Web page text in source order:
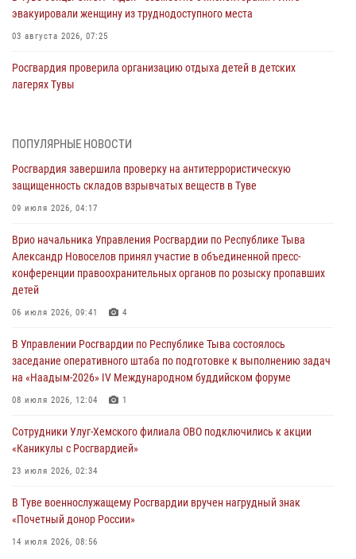
эвакуировали женщину из труднодоступного места
03 августа 2026, 07:25
Росгвардия проверила организацию отдыха детей в детских
лагерях Тувы
Сотрудники вневедомственной охраны приняли участие в акции
29 июля 2026, 09:41
26 сигналов «Тревога» с автотранспортов отработали экипажи
29 июля 2026, 08:37
В Туве офицер Росгвардии подвела итоги юбилейного личного
забега
28 июля 2026, 07:48
Росгвардеец стал бронзовым призером Чемпионата Тувы по
национальной игре - стрельбе из традиционного лука
ПОПУЛЯРНЫЕ НОВОСТИ
Росгвардия завершила проверку на антитеррористическую
защищенность складов взрывчатых веществ в Туве
09 июля 2026, 04:17
Врио начальника Управления Росгвардии по Республике Тыва
Александр Новоселов принял участие в объединенной пресс-
конференции правоохранительных органов по розыску пропавших
детей
06 июля 2026, 09:41 4
В Управлении Росгвардии по Республике Тыва состоялось
заседание оперативного штаба по подготовке к выполнению задач
на «Наадым-2026» IV Международном буддийском форуме
08 июля 2026, 12:04 1
Сотрудники Улуг-Хемского филиала ОВО подключились к акции
«Каникулы с Росгвардией»
23 июля 2026, 02:34
В Туве военнослужащему Росгвардии вручен нагрудный знак
«Почетный донор России»
14 июля 2026, 08:56